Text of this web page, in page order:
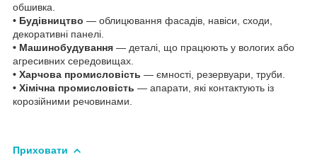
обшивка.
• Будівництво — облицювання фасадів, навіси, сходи,
декоративні панелі.
• Машинобудування — деталі, що працюють у вологих або
агресивних середовищах.
• Харчова промисловість — ємності, резервуари, труби.
• Хімічна промисловість — апарати, які контактують із
корозійними речовинами.
Приховати